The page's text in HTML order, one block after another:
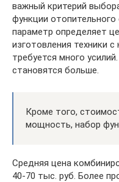
важный критерий
функции
параметр определяет
изготовления техники
требуется много
становятся больше.
Кроме того,
мощность, набор
Средняя цена
40-70 тыс. руб. Более